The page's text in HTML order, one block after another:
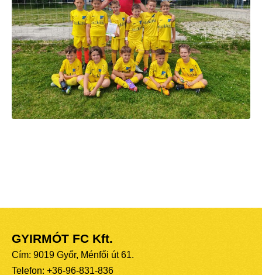
GYIRMÓT FC Kft.
Cím: 9019 Győr, Ménfői út 61.
Telefon: +36-96-831-836